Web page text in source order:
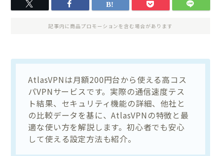
記事内に商品プロモーションを含む場合があります
AtlasVPNは月額200円台から使える高コス
パVPNサービスです。実際の通信速度テス
ト結果、セキュリティ機能の詳細、他社と
の比較データを基に、AtlasVPNの特徴と最
適な使い方を解説します。初心者でも安心
して使える設定方法も紹介。